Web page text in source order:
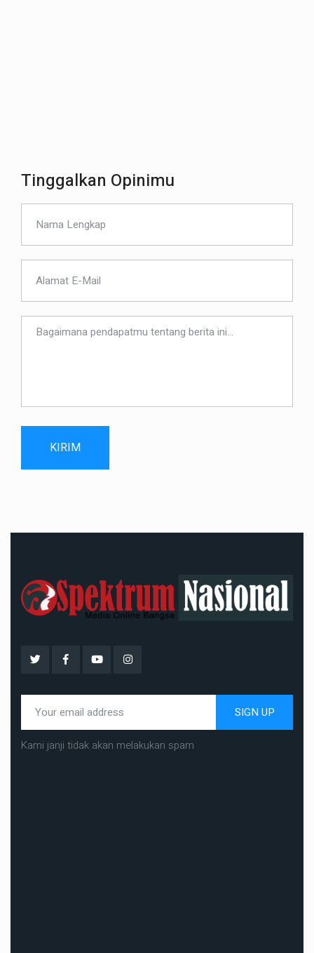
Tinggalkan Opinimu
KIRIM
SIGN UP
Kami janji tidak akan melakukan spam